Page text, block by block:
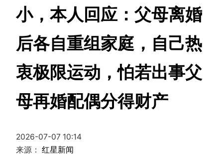
小，本人回应：父母离婚
后各自重组家庭，自己热
衷极限运动，怕若出事父
母再婚配偶分得财产
2026-07-07 10:14
来源：红星新闻